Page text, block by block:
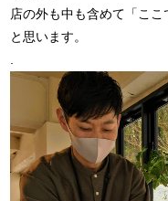
店の外も中も含めて「こ
と思います。